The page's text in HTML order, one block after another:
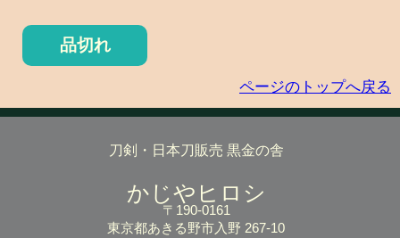
品切れ
ページのトップへ戻る
刀剣・日本刀販売 黒金の舎
かじやヒロシ
〒190-0161
東京都あきる野市入野 267-10